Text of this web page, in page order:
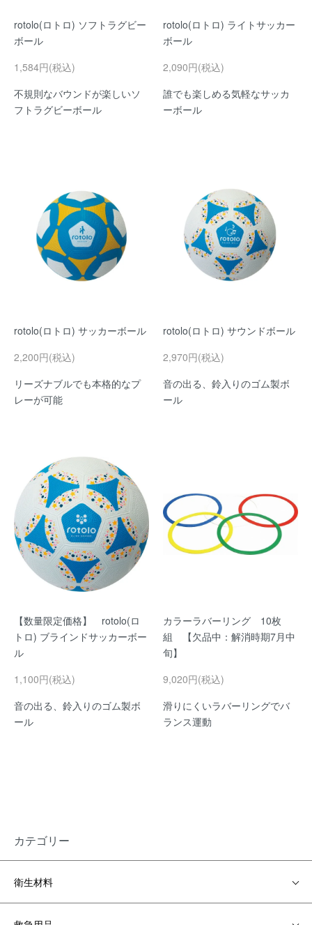
rotolo(ロトロ) ソフトラグビー
ボール
1,584円(税込)
不規則なバウンドが楽しいソ
フトラグビーボール
rotolo(ロトロ) ライトサッカー
ボール
2,090円(税込)
誰でも楽しめる気軽なサッカ
ーボール
rotolo(ロトロ) サッカーボール
2,200円(税込)
リーズナブルでも本格的なプ
レーが可能
rotolo(ロトロ) サウンドボール
2,970円(税込)
音の出る、鈴入りのゴム製ボ
ール
【数量限定価格】 rotolo(ロ
トロ) ブラインドサッカーボー
ル
1,100円(税込)
音の出る、鈴入りのゴム製ボ
ール
カラーラバーリング 10枚
組 【欠品中：解消時期7月中
旬】
9,020円(税込)
滑りにくいラバーリングでバ
ランス運動
カテゴリー
衛生材料